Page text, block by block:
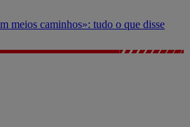
meios caminhos»: tudo o que disse